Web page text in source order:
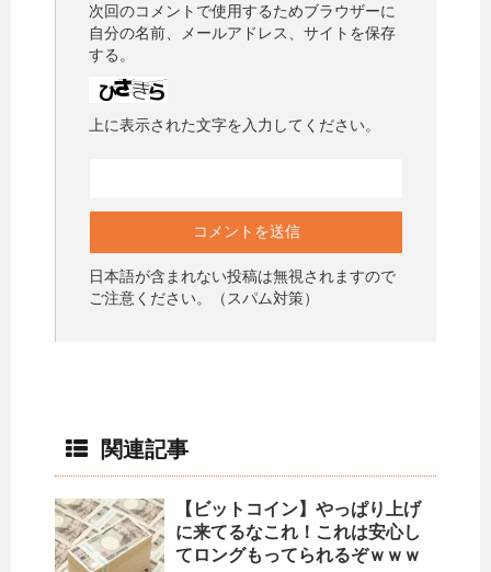
次回のコメントで使用するためブラウザーに
自分の名前、メールアドレス、サイトを保存
する。
上に表示された文字を入力してください。
日本語が含まれない投稿は無視されますので
ご注意ください。（スパム対策）
関連記事
【ビットコイン】やっぱり上げ
に来てるなこれ！これは安心し
てロングもってられるぞｗｗｗ